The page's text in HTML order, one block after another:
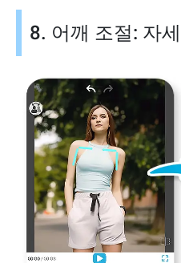
8. 어깨 조절: 자